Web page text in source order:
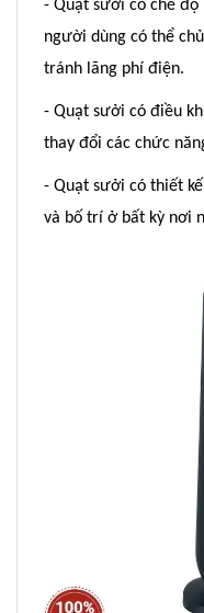
- Quạt sưởi có chế
người dùng có thể
tránh lãng phí điện.
- Quạt sưởi có điều
thay đổi các chức
- Quạt sưởi có thiết
và bố trí ở bất kỳ nơi